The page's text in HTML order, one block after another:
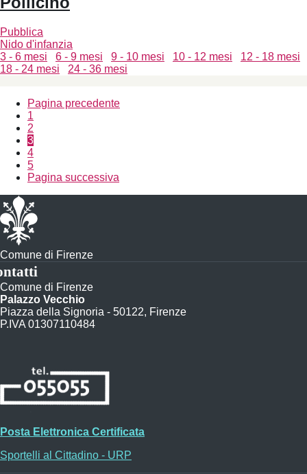
Pubblica
Nido d'infanzia
3 - 6 mesi
6 - 9 mesi 9 - 10 mesi 10 - 12 mesi
12 - 18 mesi
18 - 24 mesi
24 - 36 mesi
Paginazione
Pagina precedente
Page
1
Page
2
3
Page
4
Page
5
Pagina successiva
Comune di Firenze
Comune di Firenze
Palazzo Vecchio
Piazza della Signoria - 50122, Firenze
P.IVA 01307110484
Posta Elettronica Certificata
Sportelli al Cittadino - URP